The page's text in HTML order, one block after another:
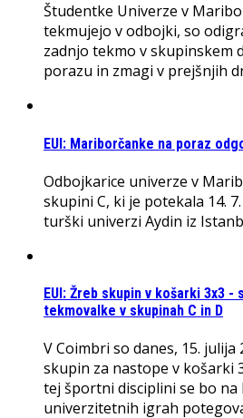
Študentke Univerze v
tekmujejo v odbojki, so
zadnjo tekmo v skupinskem
porazu in zmagi v prejšnjih
EUI: Mariborčanke na poraz
Odbojkarice univerze v
skupini C, ki je potekala 14.
turški univerzi Aydin iz
EUI: Žreb skupin v košarki 3x3
tekmovalke v skupinah C in D
V Coimbri so danes, 15.
skupin za nastope v košarki
tej športni disciplini se bo na
univerzitetnih igrah